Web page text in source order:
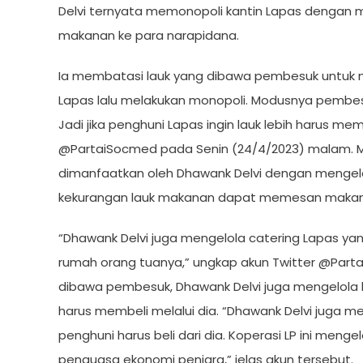
Delvi ternyata memonopoli kantin Lapas
makanan ke para narapidana.
Ia membatasi lauk yang dibawa pembesuk untuk
Lapas lalu melakukan monopoli. Modusnya
Jadi jika penghuni Lapas ingin lauk lebih harus
@PartaiSocmed pada Senin (24/4/2023) malam.
dimanfaatkan oleh Dhawank Delvi dengan
kekurangan lauk makanan dapat memesan
“Dhawank Delvi juga mengelola catering Lapas
rumah orang tuanya,” ungkap akun Twitter
dibawa pembesuk, Dhawank Delvi juga
harus membeli melalui dia. “Dhawank Delvi juga
penghuni harus beli dari dia. Koperasi LP ini
penguasa ekonomi penjara,” jelas akun tersebut.